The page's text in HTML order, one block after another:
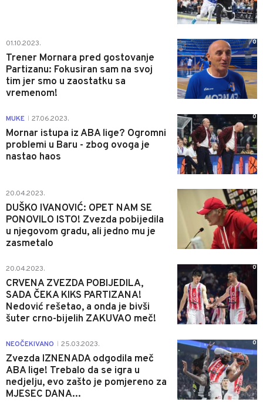
01.10.2023.
Trener Mornara pred gostovanje
Partizanu: Fokusiran sam na svoj
tim jer smo u zaostatku sa
vremenom!
0
MUKE 27.06.2023.
Mornar istupa iz ABA lige? Ogromni
problemi u Baru - zbog ovoga je
nastao haos
0
20.04.2023.
DUŠKO IVANOVIĆ: OPET NAM SE
PONOVILO ISTO! Zvezda pobijedila
u njegovom gradu, ali jedno mu je
zasmetalo
0
20.04.2023.
CRVENA ZVEZDA POBIJEDILA,
SADA ČEKA KIKS PARTIZANA!
Nedović rešetao, a onda je bivši
šuter crno-bijelih ZAKUVAO meč!
0
NEOČEKIVANO 25.03.2023.
Zvezda IZNENADA odgodila meč
ABA lige! Trebalo da se igra u
nedjelju, evo zašto je pomjereno za
MJESEC DANA...
0